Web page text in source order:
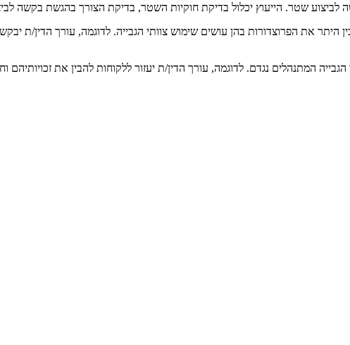
לביצוע שטר. הייעוץ יכלול בדיקת חוקיות השטר, בדיקת הצורך בהגשת בקשה
היתר את הפרוצדורות בהן עושים שימוש צוותי הגבייה. לדוגמה, עורך הדין/ת
המתנהלים נגדם. לדוגמה, עורך הדין/ת יעזור ללקוחות להבין את זכויותיהם